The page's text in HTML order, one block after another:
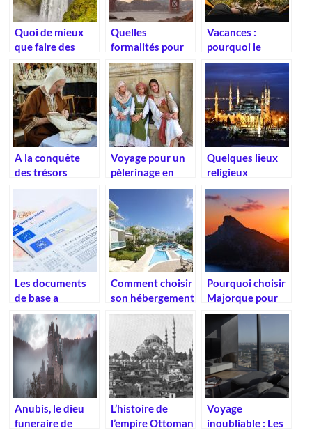
Quoi de mieux
que faire des
voyage en
montage avec
vos enfants.
Quelles
formalités pour
un voyage en
Amérique ?
Vacances :
pourquoi le
camping est-il
une bonne idée ?
A la conquête
des trésors
Voyage pour un
pèlerinage en
Israël
Quelques lieux
religieux
incontournables
à visiter
Les documents
de base a
emporter
lorsqu’on voyage
en Europe
Comment choisir
son hébergement
pour ses
vacances en
France ?
Pourquoi choisir
Majorque pour
vos vacances ?
Anubis, le dieu
funeraire de
L’histoire de
l’empire Ottoman
Voyage
inoubliable : Les